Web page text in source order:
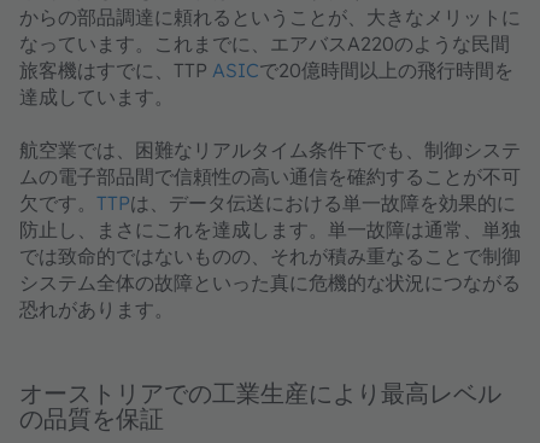
からの部品調達に頼れるということが、大きなメリットに
なっています。これまでに、エアバスA220のような民間
旅客機はすでに、TTP ASICで20億時間以上の飛行時間を
達成しています。
航空業では、困難なリアルタイム条件下でも、制御システ
ムの電子部品間で信頼性の高い通信を確約することが不可
欠です。 TTPは、データ伝送における単一故障を効果的に
防止し、まさにこれを達成します。単一故障は通常、単独
では致命的ではないものの、それが積み重なることで制御
システム全体の故障といった真に危機的な状況につながる
恐れがあります。
オーストリアでの工業生産により最高レベル
の品質を保証